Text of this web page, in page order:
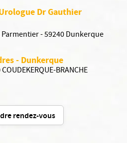
Dr Gauthier
- 59240 Dunkerque
- Dunkerque
BRANCHE
rendez-vous